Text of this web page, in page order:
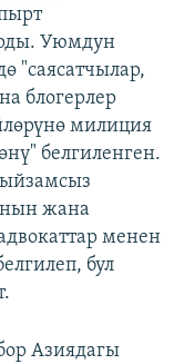
Уюмдун
"саясатчылар,
блогерлер
милиция
белгиленген.
жана
менен
бул
Азиядагы